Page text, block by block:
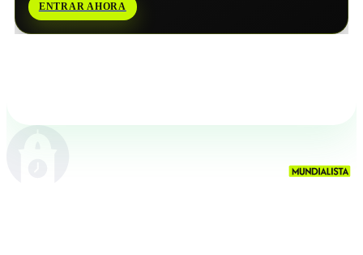
ENTRAR AHORA